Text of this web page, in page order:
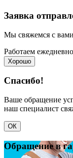
Заявка
Мы свяжемся с
Работаем
Хорошо
Спасибо!
Ваше обращение
наш специалист
ОК
Обращение в